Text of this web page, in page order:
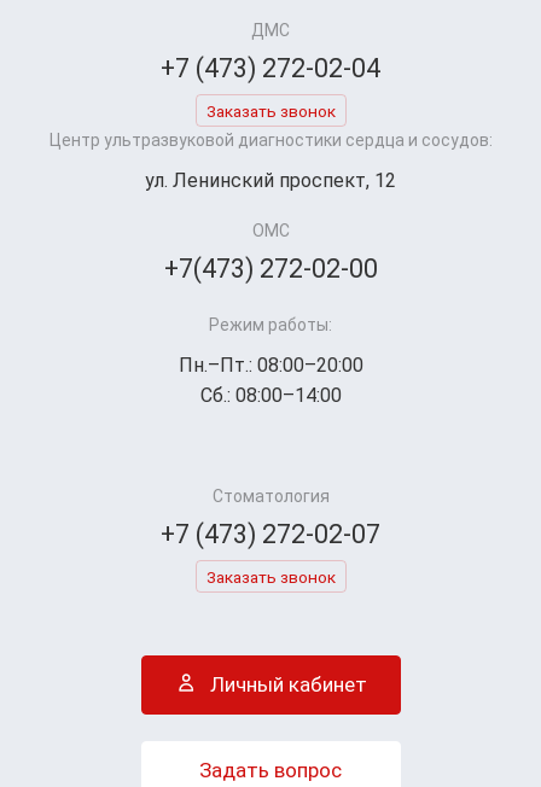
ДМС
+7 (473) 272-02-04
Заказать звонок
Центр ультразвуковой диагностики сердца и сосудов:
ул. Ленинский проспект, 12
ОМС
+7(473) 272-02-00
Режим работы:
Пн.–Пт.: 08:00–20:00
Сб.: 08:00–14:00
Стоматология
+7 (473) 272-02-07
Заказать звонок
Личный кабинет
Задать вопрос